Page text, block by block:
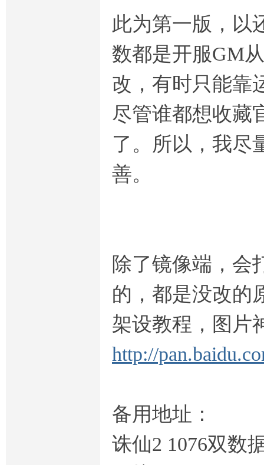
此为第一版，以
数都是开服GM
改，有时只能靠
尽管谁都想收藏
了。所以，我尽
善。
除了镜像端，会
的，都是没改的
架设教程，图片
http://
备用地址：
诛仙2 1076双数